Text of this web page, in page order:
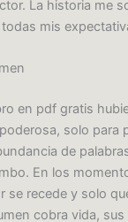
La historia me
mis
en pdf gratis
solo para
de
En los
se recede y solo
cobra vida,